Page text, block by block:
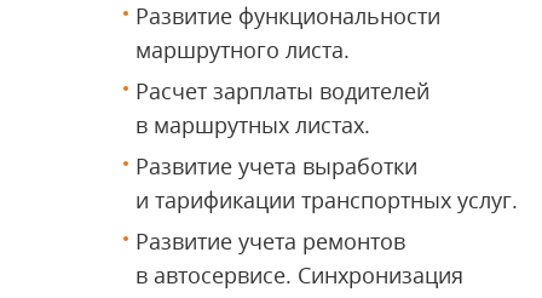
Развитие функциональности
маршрутного листа.
Расчет зарплаты водителей
в маршрутных листах.
Развитие учета выработки
и тарификации транспортных услуг.
Развитие учета ремонтов
в автосервисе. Синхронизация